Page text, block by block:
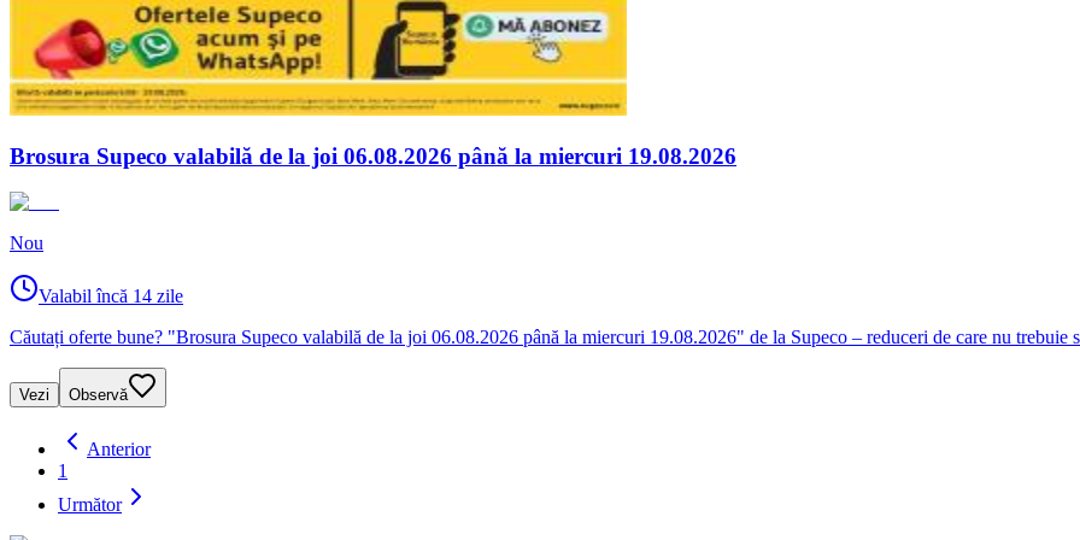
Brosura Supeco valabilă de la joi 06.08.2026 până la miercuri 19.08.2026
Nou
Valabil încă 14 zile
Căutați oferte bune? "Brosura Supeco valabilă de la joi 06.08.2026 până la miercuri 19.08.2026" de la Supeco – reduceri de care nu trebuie
Vezi Observă
Anterior
1
Următor